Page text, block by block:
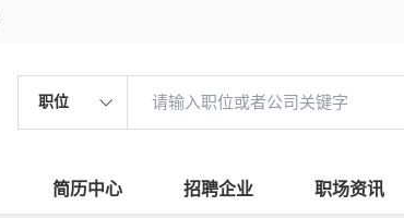
职位
简历中心 招聘企业 职场资讯